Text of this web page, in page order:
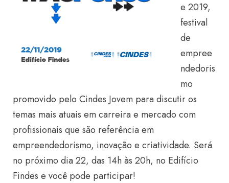
e 2019,
festival
de
empree
ndedoris
mo
promovido pelo Cindes Jovem para discutir os
temas mais atuais em carreira e mercado com
profissionais que são referência em
empreendedorismo, inovação e criatividade. Será
no próximo dia 22, das 14h às 20h, no Edifício
Findes e você pode participar!